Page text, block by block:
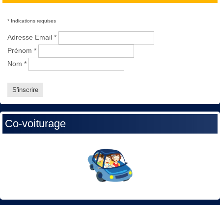
* Indications requises
Adresse Email *
Prénom *
Nom *
Co-voiturage